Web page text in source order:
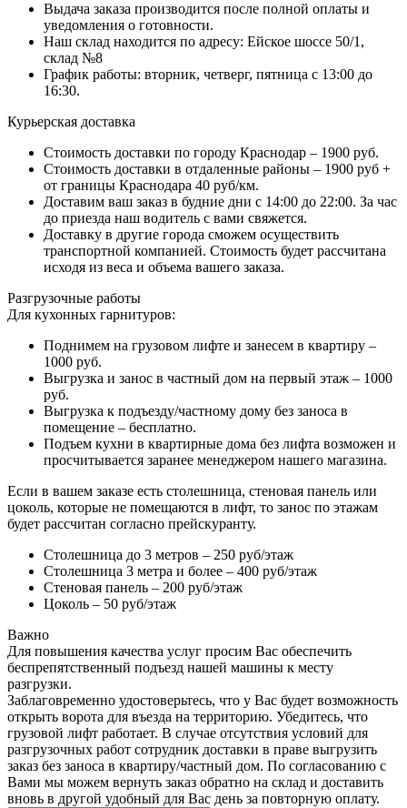
Выдача заказа производится после полной оплаты и
уведомления о готовности.
Наш склад находится по адресу: Ейское шоссе 50/1,
склад №8
График работы: вторник, четверг, пятница с 13:00 до
16:30.
Курьерская доставка
Стоимость доставки по городу Краснодар – 1900 руб.
Стоимость доставки в отдаленные районы – 1900 руб +
от границы Краснодара 40 руб/км.
Доставим ваш заказ в будние дни с 14:00 до 22:00. За час
до приезда наш водитель с вами свяжется.
Доставку в другие города сможем осуществить
транспортной компанией. Стоимость будет рассчитана
исходя из веса и объема вашего заказа.
Разгрузочные работы
Для кухонных гарнитуров:
Поднимем на грузовом лифте и занесем в квартиру –
1000 руб.
Выгрузка и занос в частный дом на первый этаж – 1000
руб.
Выгрузка к подъезду/частному дому без заноса в
помещение – бесплатно.
Подъем кухни в квартирные дома без лифта возможен и
просчитывается заранее менеджером нашего магазина.
Если в вашем заказе есть столешница, стеновая панель или
цоколь, которые не помещаются в лифт, то занос по этажам
будет рассчитан согласно прейскуранту.
Столешница до 3 метров – 250 руб/этаж
Столешница 3 метра и более – 400 руб/этаж
Стеновая панель – 200 руб/этаж
Цоколь – 50 руб/этаж
Важно
Для повышения качества услуг просим Вас обеспечить
беспрепятственный подъезд нашей машины к месту
разгрузки.
Заблаговременно удостоверьтесь, что у Вас будет возможность
открыть ворота для въезда на территорию. Убедитесь, что
грузовой лифт работает. В случае отсутствия условий для
разгрузочных работ сотрудник доставки в праве выгрузить
заказ без заноса в квартиру/частный дом. По согласованию с
Вами мы можем вернуть заказ обратно на склад и доставить
вновь в другой удобный для Вас день за повторную оплату.